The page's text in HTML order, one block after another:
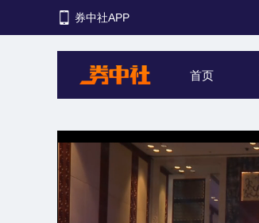
券中社APP
首页